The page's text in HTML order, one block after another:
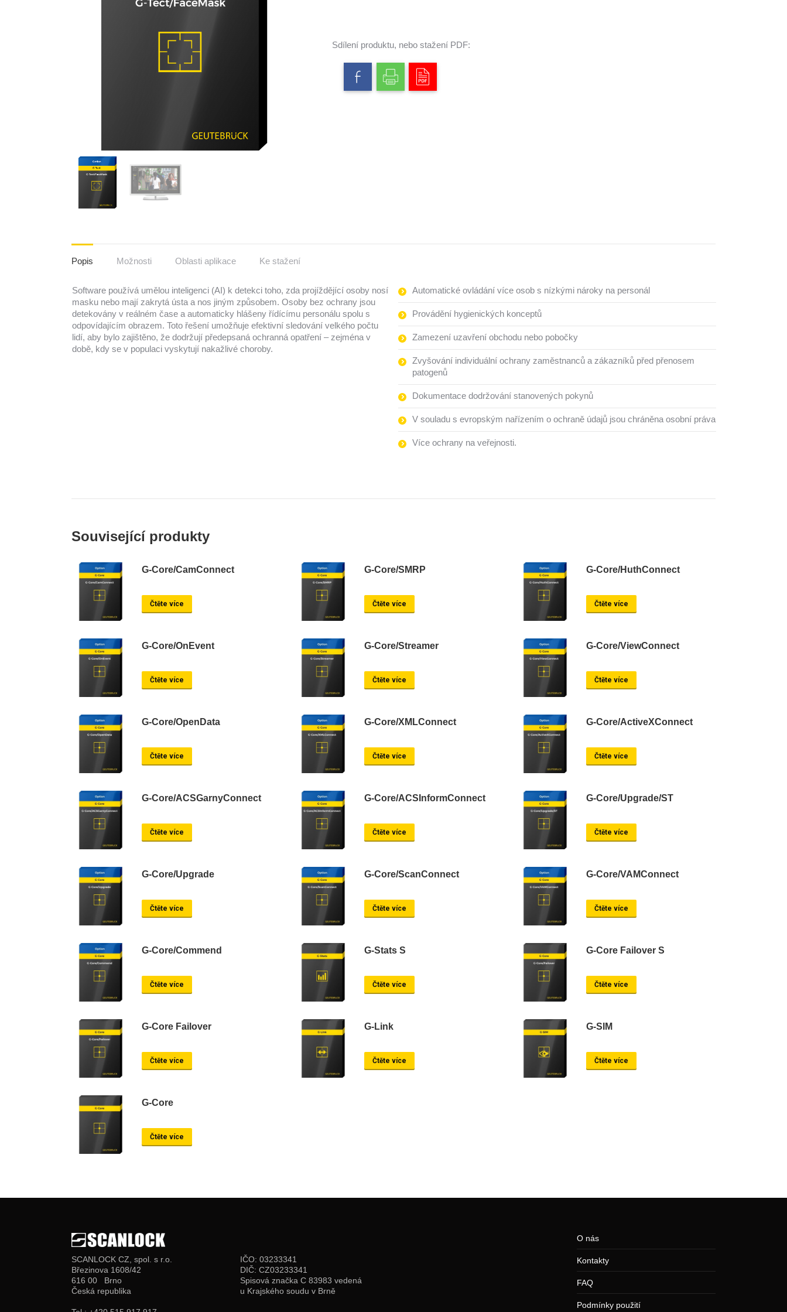
Sdílení produktu, nebo stažení PDF:
Popis Možnosti Oblasti aplikace Ke stažení
Software používá umělou inteligenci (AI) k detekci toho, zda projíždějící osoby nosí
masku nebo mají zakrytá ústa a nos jiným způsobem. Osoby bez ochrany jsou
detekovány v reálném čase a automaticky hlášeny řídícímu personálu spolu s
odpovídajícím obrazem. Toto řešení umožňuje efektivní sledování velkého počtu
lidí, aby bylo zajištěno, že dodržují předepsaná ochranná opatření – zejména v
době, kdy se v populaci vyskytují nakažlivé choroby.
Automatické ovládání více osob s nízkými nároky na personál
Provádění hygienických konceptů
Zamezení uzavření obchodu nebo pobočky
Zvyšování individuální ochrany zaměstnanců a zákazníků před přenosem
patogenů
Dokumentace dodržování stanovených pokynů
V souladu s evropským nařízením o ochraně údajů jsou chráněna osobní práva
Více ochrany na veřejnosti.
Související produkty
G-Core/CamConnect
Čtěte více
G-Core/SMRP
Čtěte více
G-Core/HuthConnect
Čtěte více
G-Core/OnEvent
Čtěte více
G-Core/Streamer
Čtěte více
G-Core/ViewConnect
Čtěte více
G-Core/OpenData
Čtěte více
G-Core/XMLConnect
Čtěte více
G-Core/ActiveXConnect
Čtěte více
G-Core/ACSGarnyConnect
Čtěte více
G-Core/ACSInformConnect
Čtěte více
G-Core/Upgrade/ST
Čtěte více
G-Core/Upgrade
Čtěte více
G-Core/ScanConnect
Čtěte více
G-Core/VAMConnect
Čtěte více
G-Core/Commend
Čtěte více
G-Stats S
Čtěte více
G-Core Failover S
Čtěte více
G-Core Failover
Čtěte více
G-Link
Čtěte více
G-SIM
Čtěte více
G-Core
Čtěte více
SCANLOCK CZ, spol. s r.o.
Březinova 1608/42
616 00 Brno
Česká republika
IČO: 03233341
DIČ: CZ03233341
Spisová značka C 83983 vedená
u Krajského soudu v Brně
O nás
Kontakty
FAQ
Podmínky použití